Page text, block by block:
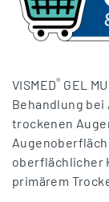
VISMED® GEL
Behandlung bei
trockenen
oberflächlicher
primärem